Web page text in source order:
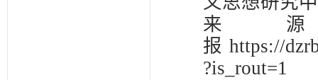
来
报 https://
?is_rout=1